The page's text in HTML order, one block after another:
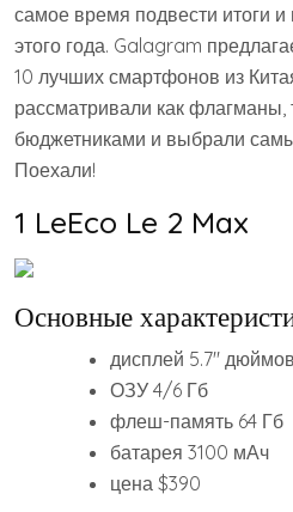
самое время подвести итоги
этого года. Galagram
10 лучших смартфонов из
рассматривали как флагманы,
бюджетниками и выбрали
Поехали!
1 LeEco Le 2 Max
Основные
дисплей 5.7″
ОЗУ 4/6 Гб
флеш-память 64 Гб
батарея 3100 мАч
цена $390